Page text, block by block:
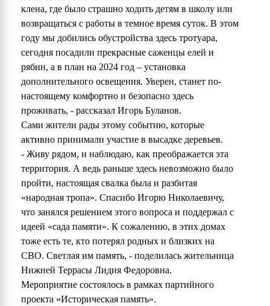
клена, где было страшно ходить детям в школу или
возвращаться с работы в темное время суток. В этом
году мы добились обустройства здесь тротуара,
сегодня посадили прекрасные саженцы елей и
рябин, а в план на 2024 год – установка
дополнительного освещения. Уверен, станет по-
настоящему комфортно и безопасно здесь
проживать, - рассказал Игорь Буланов.
Сами жители рады этому событию, которые
активно принимали участие в высадке деревьев.
- Живу рядом, и наблюдаю, как преображается эта
территория. А ведь раньше здесь невозможно было
пройти, настоящая свалка была и разбитая
«народная тропа». Спасибо Игорю Николаевичу,
что занялся решением этого вопроса и поддержал с
идеей «сада памяти». К сожалению, в этих домах
тоже есть те, кто потерял родных и близких на
СВО. Светлая им память, - поделилась жительница
Нижней Террасы Лидия Федоровна.
Мероприятие состоялось в рамках партийного
проекта «Историческая память».